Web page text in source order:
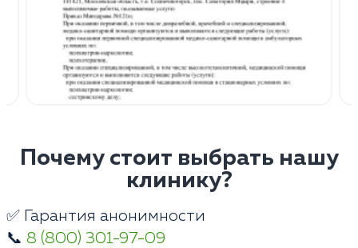
Почему стоит выбрать нашу
клинику?
✅ Гарантия анонимности
📞 8 (800) 301-97-09